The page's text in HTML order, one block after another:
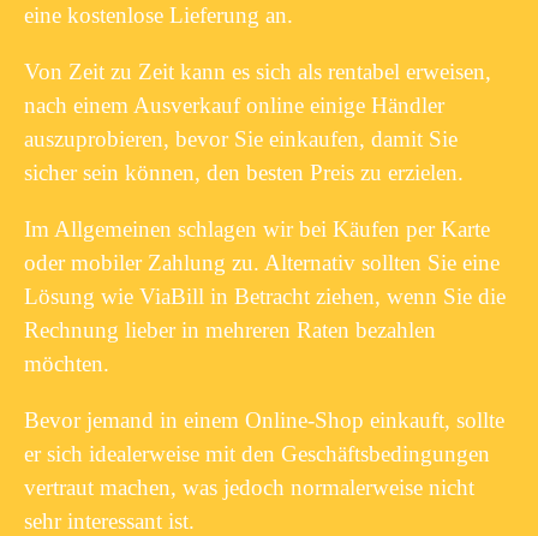
eine kostenlose Lieferung an.
Von Zeit zu Zeit kann es sich als rentabel erweisen,
nach einem Ausverkauf online einige Händler
auszuprobieren, bevor Sie einkaufen, damit Sie
sicher sein können, den besten Preis zu erzielen.
Im Allgemeinen schlagen wir bei Käufen per Karte
oder mobiler Zahlung zu. Alternativ sollten Sie eine
Lösung wie ViaBill in Betracht ziehen, wenn Sie die
Rechnung lieber in mehreren Raten bezahlen
möchten.
Bevor jemand in einem Online-Shop einkauft, sollte
er sich idealerweise mit den Geschäftsbedingungen
vertraut machen, was jedoch normalerweise nicht
sehr interessant ist.